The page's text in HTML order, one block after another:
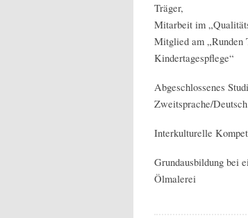
Träger,
Mitarbeit im
Mitglied am „Runden
Kindertagespflege“
Abgeschlossenes
Zweitsprache/
Interkulturelle
Grundausbildung bei
Ölmalerei